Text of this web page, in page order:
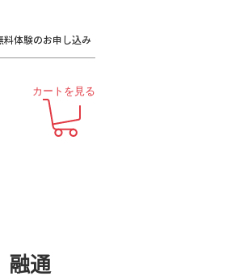
料体験のお申し込み
カートを見る
融通